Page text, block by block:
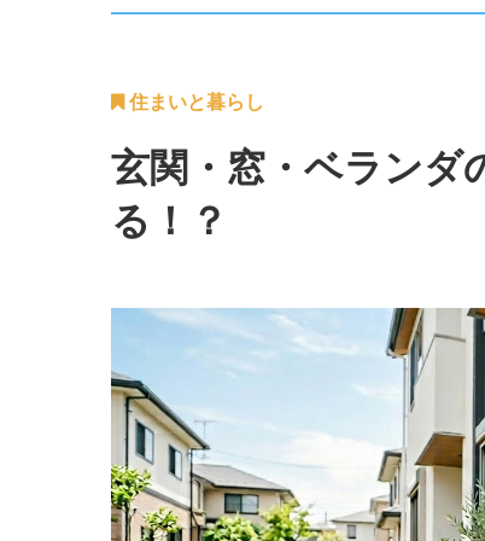
住まいと暮らし
玄関・窓・ベランダ
る！？